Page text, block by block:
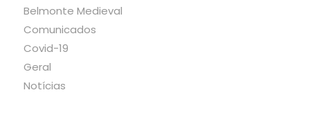
Belmonte Medieval
Comunicados
Covid-19
Geral
Notícias